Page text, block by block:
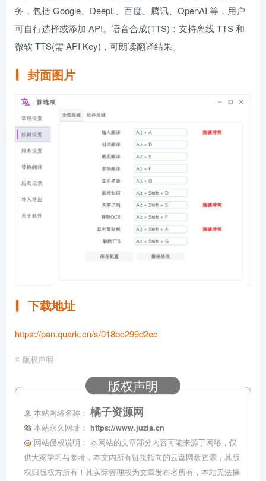
务，包括 Google、DeepL、百度、腾讯、OpenAI 等，用户
可自行选择或添加 API。语音合成(TTS)：支持离线 TTS 和
微软 TTS(需 API Key)，可朗读翻译结果。
封面图片
下载地址
https://pan.quark.cn/s/018bc299d2ec
© 版权声明
版权声明
本站网络名称： 橘子资源网
本站永久网址：
https://www.juzia.cn
网站侵权说明： 本网站的文章部分内容可能来源于网络，仅
供大家学习与参考，本文内所有链接指向的云盘网盘资源，其版
权归版权方所有！其实际管理权为文章发布者所有，本站无法操